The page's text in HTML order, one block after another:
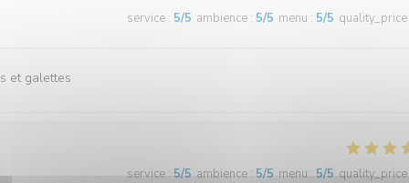
service : 5/5 ambience : 5/5 menu : 5/5 quality_price
et galettes
service : 5/5 ambience : 5/5 menu : 5/5 quality_price